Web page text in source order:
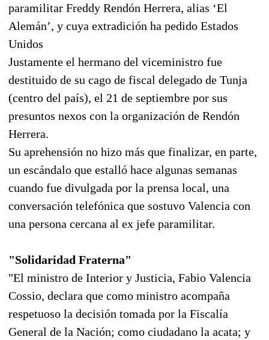
paramilitar Freddy Rendón Herrera, alias ‘El
Alemán’, y cuya extradición ha pedido Estados
Unidos
Justamente el hermano del viceministro fue
destituido de su cago de fiscal delegado de Tunja
(centro del país), el 21 de septiembre por sus
presuntos nexos con la organización de Rendón
Herrera.
Su aprehensión no hizo más que finalizar, en parte,
un escándalo que estalló hace algunas semanas
cuando fue divulgada por la prensa local, una
conversación telefónica que sostuvo Valencia con
una persona cercana al ex jefe paramilitar.
"Solidaridad Fraterna"
"El ministro de Interior y Justicia, Fabio Valencia
Cossio, declara que como ministro acompaña
respetuoso la decisión tomada por la Fiscalía
General de la Nación; como ciudadano la acata; y